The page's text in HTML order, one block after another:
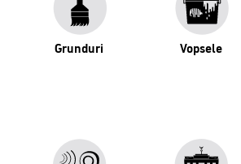
Grunduri Vopsele